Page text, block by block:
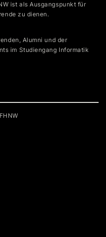
ist als Ausgangspunkt für
zu dienen.
Alumni und der
im Studiengang Informatik